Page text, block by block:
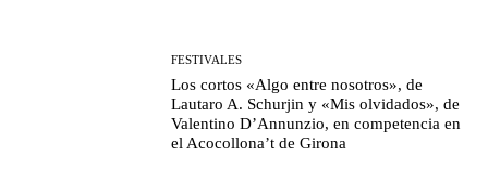
FESTIVALES
Los cortos «Algo entre nosotros», de
Lautaro A. Schurjin y «Mis olvidados», de
Valentino D’Annunzio, en competencia en
el Acocollona’t de Girona